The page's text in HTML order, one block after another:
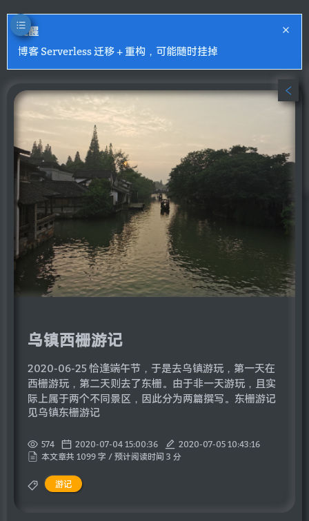
提醒
博客 Serverless 迁移 + 重构，可能随时挂掉
乌镇西栅游记
2020-06-25 恰逢端午节，于是去乌镇游玩，第一天在
西栅游玩，第二天则去了东栅。由于非一天游玩，且实
际上属于两个不同景区，因此分为两篇撰写。东栅游记
见乌镇东栅游记
574 2020-07-04 15:00:36
2020-07-05 10:43:16
本文章共 1099 字 / 预计阅读时间 3 分
游记